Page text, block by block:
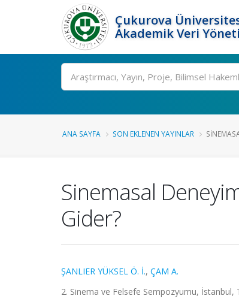
Çukurova
Akademik Veri
Ara
ANA SAYFA SON EKLENEN YAYINLAR
Sinemasal
Gider?
ŞANLIER YÜKSEL Ö. İ., ÇAM A.
2. Sinema ve Felsefe Sempozyumu, İstanbul,